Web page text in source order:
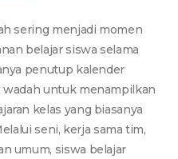
sering menjadi momen
belajar siswa selama
penutup kalender
untuk menampilkan
kelas yang biasanya
seni, kerja sama tim,
umum, siswa belajar